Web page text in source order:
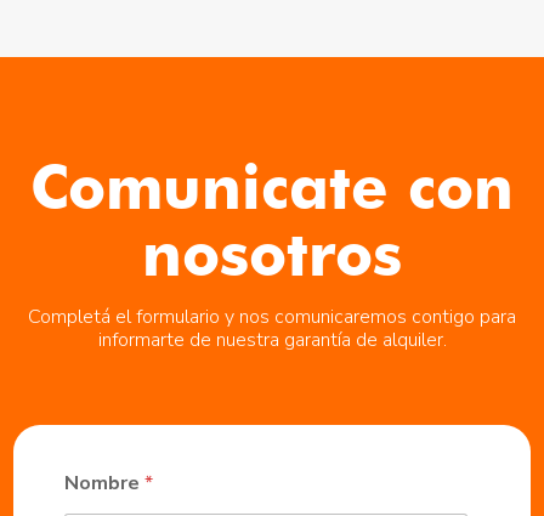
Comunicate con
nosotros
Completá el formulario y nos comunicaremos contigo para
informarte de nuestra garantía de alquiler.
Nombre*